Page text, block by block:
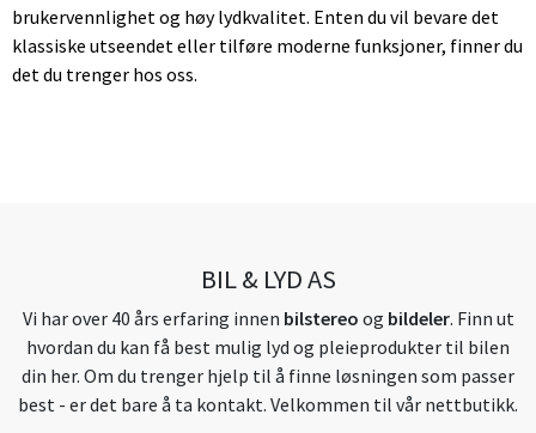
brukervennlighet og høy lydkvalitet. Enten du vil bevare det
klassiske utseendet eller tilføre moderne funksjoner, finner du
det du trenger hos oss.
BIL & LYD AS
Vi har over 40 års erfaring innen bilstereo og bildeler. Finn ut
hvordan du kan få best mulig lyd og pleieprodukter til bilen
din her. Om du trenger hjelp til å finne løsningen som passer
best - er det bare å ta kontakt. Velkommen til vår nettbutikk.